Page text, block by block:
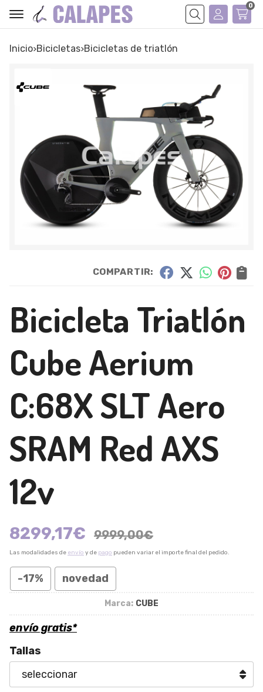
Buscar
0
Inicio bicicletas bicicletas de triatlón
COMPARTIR:
Bicicleta Triatlón
Cube Aerium
C:68X SLT Aero
SRAM Red AXS
12v
8299,17€ 9999,00€
Las modalidades de envío y de pago pueden variar el importe final del pedido.
-17% novedad
Marca: CUBE
envío gratis*
Tallas